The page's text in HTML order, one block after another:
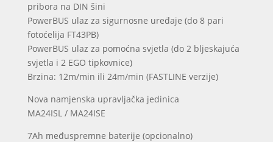
pribora na DIN šini
PowerBUS ulaz za sigurnosne uređaje (do 8 pari
fotoćelija FT43PB)
PowerBUS ulaz za pomoćna svjetla (do 2 bljeskajuća
svjetla i 2 EGO tipkovnice)
Brzina: 12m/min ili 24m/min (FASTLINE verzije)
Nova namjenska upravljačka jedinica
MA24ISL / MA24ISE
7Ah međuspremne baterije (opcionalno)